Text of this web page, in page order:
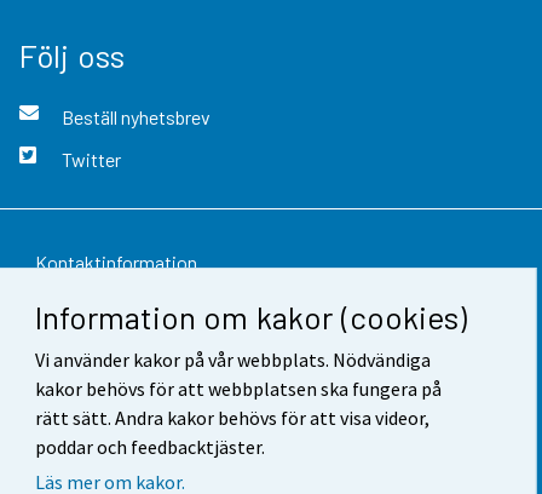
Information om kakor (cookies)
Vi använder kakor på vår webbplats. Nödvändiga
kakor behövs för att webbplatsen ska fungera på
rätt sätt. Andra kakor behövs för att visa videor,
poddar och feedbacktjäster.
Läs mer om kakor.
Följ oss
Beställ nyhetsbrev
Twitter
Kontaktinformation
Respons
Användarvillkor
Dataskydd
Tillgänglighet